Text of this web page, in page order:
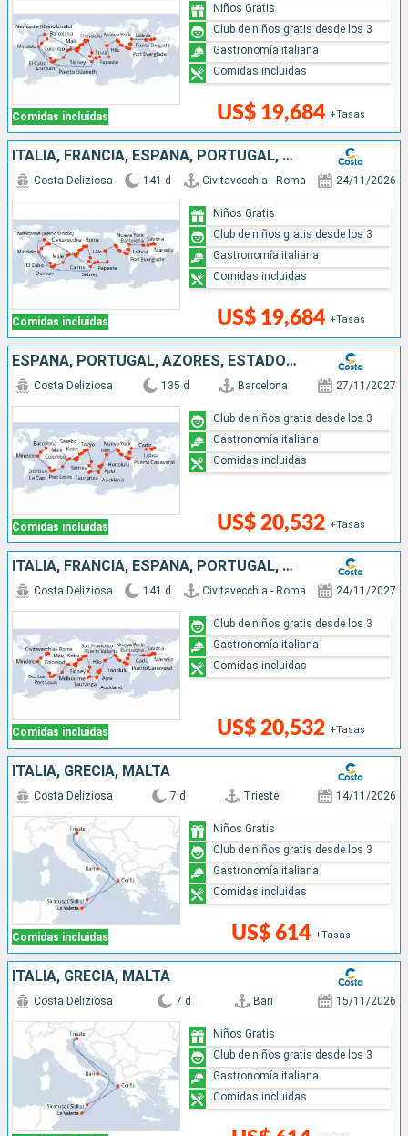
Comidas incluidas US$ 19,684 +Tasas
Niños Gratis
Club de niños gratis desde los 3
Gastronomía italiana
Comidas incluidas
ITALIA, FRANCIA, ESPAÑA, PORTUGAL, AZORES, ESTADOS UNIDOS, FLORIDA (USA), MÉJICO, ESTADOS UNITOS, HAWÁI, POLINESIA, FIJI, AUSTRALIA, JAPÓN, SUDÁFRICA
Comidas incluidas
Costa Deliziosa 141 d Civitavecchia - Roma 24/11/2026
US$ 19,684 +Tasas
Niños Gratis
Club de niños gratis desde los 3
Gastronomía italiana
Comidas incluidas
ESPAÑA, PORTUGAL, AZORES, ESTADOS UNIDOS, FLORIDA (USA), PANAMA, MÉJICO, ESTADOS UNITOS, HAWÁI, FIJI, NUEVA ZELANDA, AUSTRALIA, JAPÓN, MALASIA, SUDÁFRICA
Comidas incluidas
Costa Deliziosa 135 d Barcelona 27/11/2027
US$ 20,532 +Tasas
Club de niños gratis desde los 3
Gastronomía italiana
Comidas incluidas
ITALIA, FRANCIA, ESPAÑA, PORTUGAL, AZORES, ESTADOS UNIDOS, FLORIDA (USA), PANAMA, ESTADOS UNITOS, HAWÁI, NUEVA ZELANDA, AUSTRALIA, JAPÓN, MALASIA, SUDÁFRICA
Comidas incluidas
Costa Deliziosa 141 d Civitavecchia - Roma 24/11/2027
US$ 20,532 +Tasas
Club de niños gratis desde los 3
Gastronomía italiana
Comidas incluidas
ITALIA, GRECIA, MALTA
Comidas incluidas
Costa Deliziosa 7 d Trieste 14/11/2026
US$ 614 +Tasas
Niños Gratis
Club de niños gratis desde los 3
Gastronomía italiana
Comidas incluidas
ITALIA, GRECIA, MALTA
Costa Deliziosa 7 d Bari 15/11/2026
Niños Gratis
Club de niños gratis desde los 3
Gastronomía italiana
Comidas incluidas